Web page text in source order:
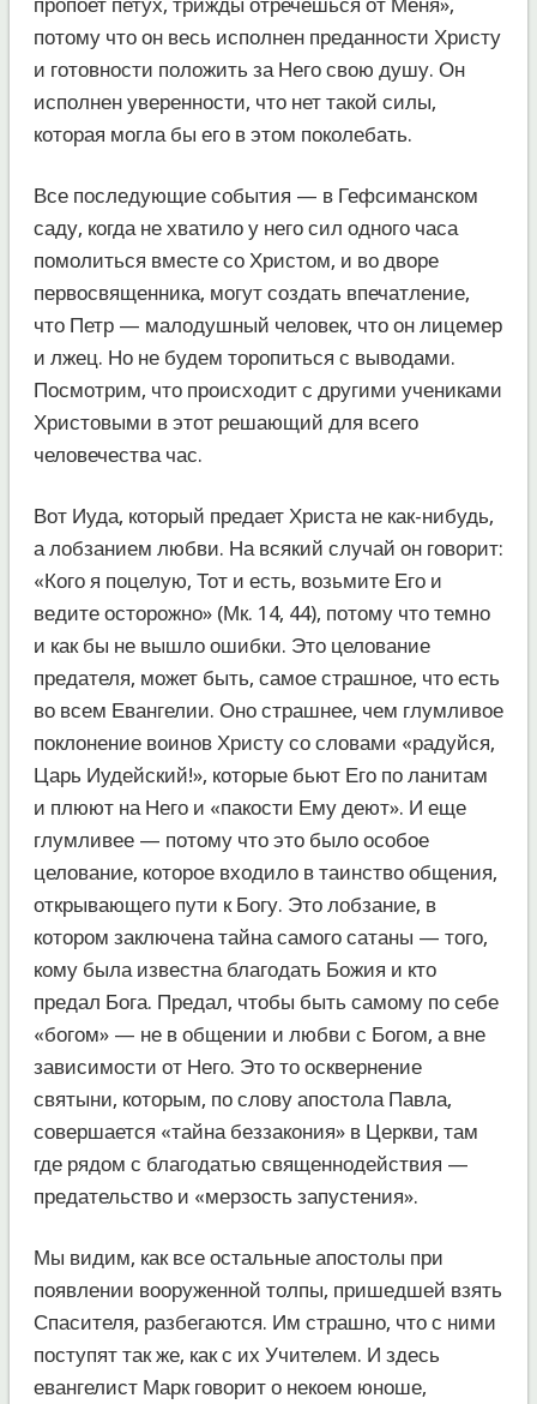
потому что он весь исполнен преданности Христу
и готовности положить за Него свою душу. Он
исполнен уверенности, что нет такой силы,
которая могла бы его в этом поколебать.
Все последующие события — в Гефсиманском
саду, когда не хватило у него сил одного часа
помолиться вместе со Христом, и во дворе
первосвященника, могут создать впечатление,
что Петр — малодушный человек, что он лицемер
и лжец. Но не будем торопиться с выводами.
Посмотрим, что происходит с другими учениками
Христовыми в этот решающий для всего
человечества час.
Вот Иуда, который предает Христа не как-нибудь,
а лобзанием любви. На всякий случай он говорит:
«Кого я поцелую, Тот и есть, возьмите Его и
ведите осторожно» (Мк. 14, 44), потому что темно
и как бы не вышло ошибки. Это целование
предателя, может быть, самое страшное, что есть
во всем Евангелии. Оно страшнее, чем глумливое
поклонение воинов Христу со словами «радуйся,
Царь Иудейский!», которые бьют Его по ланитам
и плюют на Него и «пакости Ему деют». И еще
глумливее — потому что это было особое
целование, которое входило в таинство общения,
открывающего пути к Богу. Это лобзание, в
котором заключена тайна самого сатаны — того,
кому была известна благодать Божия и кто
предал Бога. Предал, чтобы быть самому по себе
«богом» — не в общении и любви с Богом, а вне
зависимости от Него. Это то осквернение
святыни, которым, по слову апостола Павла,
совершается «тайна беззакония» в Церкви, там
где рядом с благодатью священнодействия —
предательство и «мерзость запустения».
Мы видим, как все остальные апостолы при
появлении вооруженной толпы, пришедшей взять
Спасителя, разбегаются. Им страшно, что с ними
поступят так же, как с их Учителем. И здесь
евангелист Марк говорит о некоем юноше,